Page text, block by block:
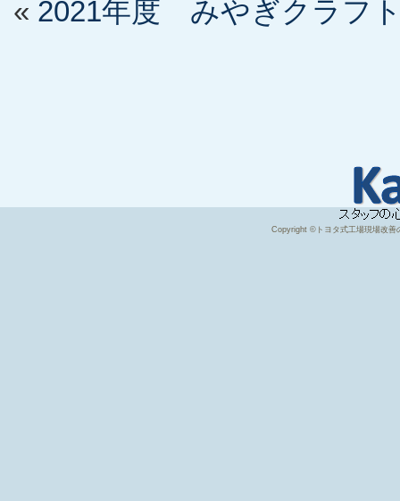
« 2021年度 みやぎクラ
Copyright ©トヨタ式工場現場改